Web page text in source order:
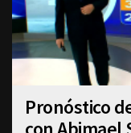
Pronóstico